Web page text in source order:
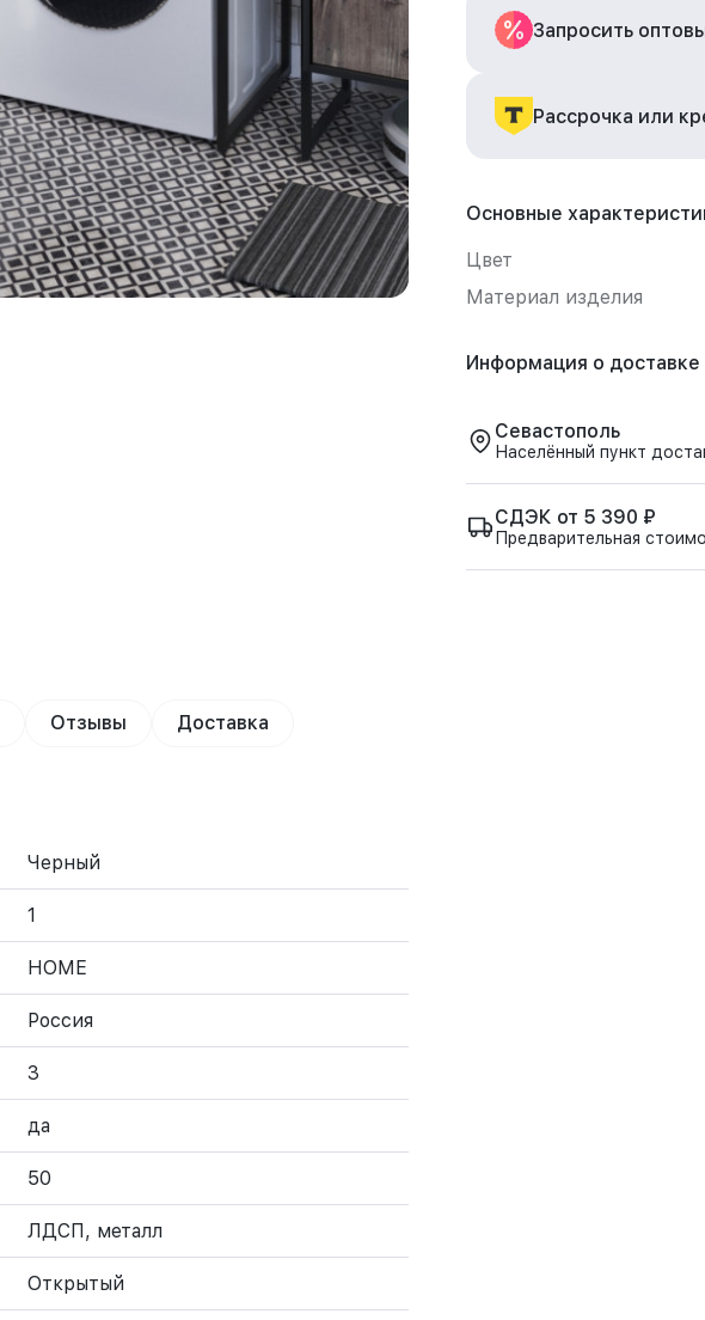
Запросить
Рассрочка или
Основные
Цвет
Материал изделия
Информация о доставке
Севастополь
Населённый пункт
СДЭК от 5 390 ₽
Предварительная
Отзывы Доставка
Черный
1
HOME
Россия
3
да
50
ЛДСП, металл
Открытый